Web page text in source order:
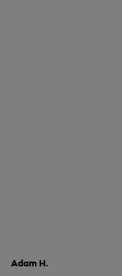
Adam H.